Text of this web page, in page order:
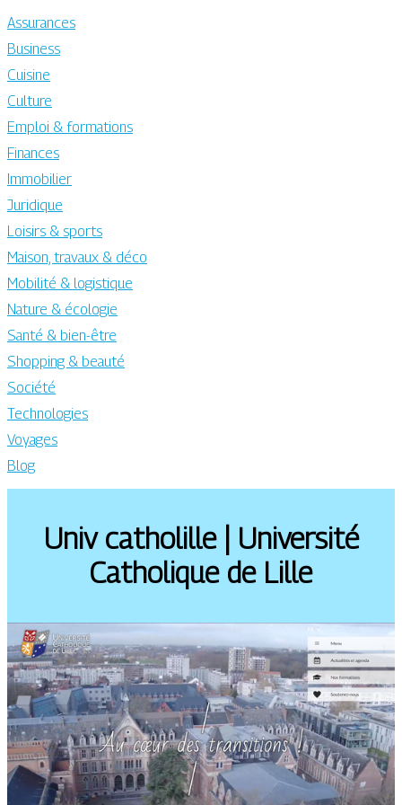
Assurances
Business
Cuisine
Culture
Emploi & formations
Finances
Immobilier
Juridique
Loisirs & sports
Maison, travaux & déco
Mobilité & logistique
Nature & écologie
Santé & bien-être
Shopping & beauté
Société
Technologies
Voyages
Blog
Univ catholille | Université
Catholique de Lille